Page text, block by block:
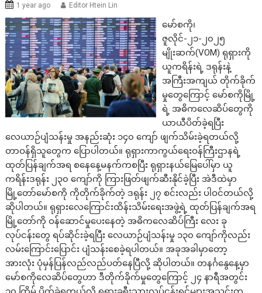
1 year ago Editor Htein Lin
မော်စကို၊
ဇူလိုင်-၂၁-၂၀၂၅
မျိုးဆက်(VOM) ရုရှားကို
ယူကရိန်းရဲ့ ဒရုန်းနဲ့
အကြီးအကျယ် တိုက်ခိုက်
မှုတွေကြောင့် မော်စကိုမြို့
ရဲ့ အဓိကလေဆိပ်တွေကို
ယာယီပိတ်ခဲ့ရပြီး
လေယာဉ်ပျံသန်းမှု အနည်းဆုံး ၁၄၀ ကျော် ဖျက်သိမ်းခဲ့ရတယ်လို့
တာဝန်ရှိသူတွေက ပြောပါတယ်။ ရုရှားကာကွယ်ရေးဝန်ကြီးဌာနရဲ့
ထုတ်ပြန်ချက်အရ စနေနေ့မနက်ကစပြီး ရုရှားနယ်မြေပေါ်မှာ ယူ
ကရိန်းဒရုန်း ၂၃၀ ကျော်ကို ကြားဖြတ်ဖျက်ဆီးနိုင်ခဲ့ပြီး အဲဒီထဲမှာ
မြို့တော်မော်စကို ကိုတိုက်ခိုက်တဲ့ ဒရုန်း ၂၇ စင်းလည်း ပါဝင်တယ်လို့
ဆိုပါတယ်။ ရုရှားလေကြောင်းထိန်းသိမ်းရေးအဖွဲ့ရဲ့ ထုတ်ပြန်ချက်အရ
မြို့တော်ကို ဝန်ဆောင်မှုပေးနေတဲ့ အဓိကလေဆိပ်ကြီး လေး ခု
လုပ်ငန်းတွေ ရပ်ဆိုင်းခဲ့ရပြီး လေယာဉ်ပျံသန်းမှု ၁၃၀ ကျော်ကိုလည်း
လမ်းကြောင်းပြောင်း ပျံသန်းစေခဲ့ရပါတယ်။ အခုအခါမှာတော့
အားလုံး ပုံမှန်ပြန်လည်လည်ပတ်နေပြီလို့ ဆိုပါတယ်။ တနင်္ဂနွေနေ့မှာ
မော်စကိုလေဆိပ်တွေဟာ ဒီတိုက်ခိုက်မှုတွေကြောင့် ၂၄ နာရီအတွင်း